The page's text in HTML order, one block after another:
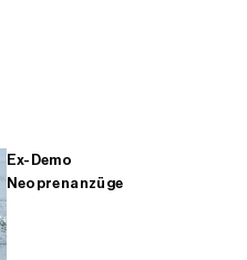
Ex-Demo
Neoprenanzüge